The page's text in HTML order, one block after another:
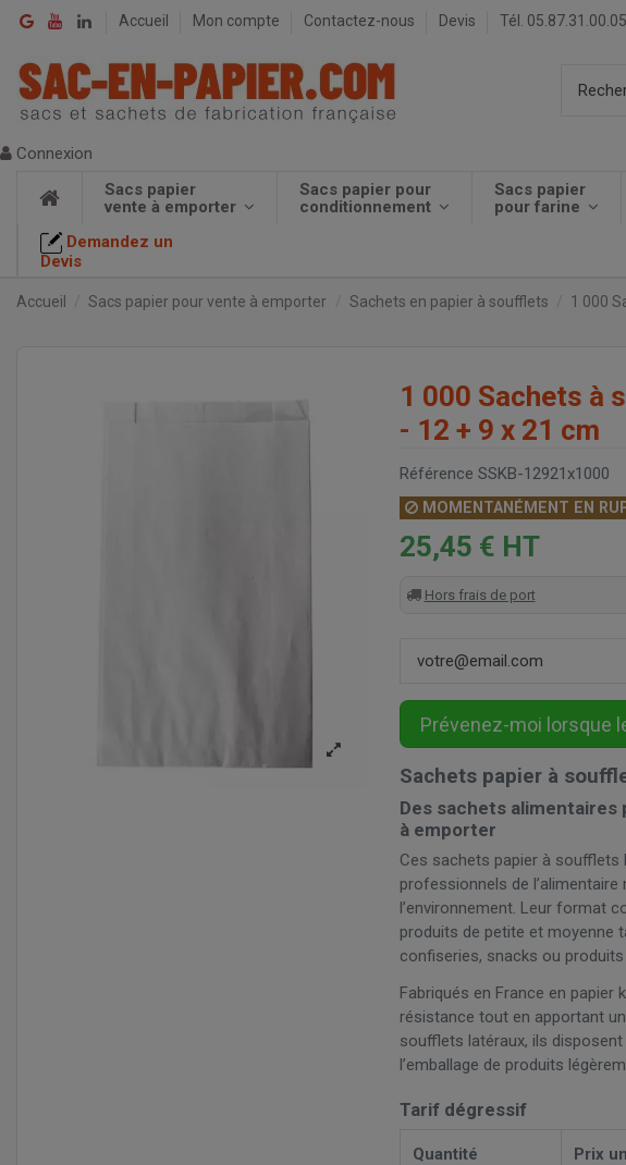
Accueil Mon compte Contactez-nous Devis Tél. 05.87.31.00.05
Connexion
Sacs papier
vente à emporter
Sacs papier pour
conditionnement
Sacs papier
pour farine
Demandez un
Devis
Accueil Sacs papier pour vente à emporter Sachets en papier à soufflets 1 000
1 000 Sachets à
- 12 + 9 x 21 cm
Référence SSKB-12921x1000
MOMENTANÉMENT EN
25,45 € HT
Hors frais de port
Sachets papier à
Des sachets
à emporter
Ces sachets papier à
professionnels de
l’environnement. Leur format
produits de petite et moyenne
confiseries, snacks ou
Fabriqués en France en
résistance tout en apportant
soufflets latéraux, ils
l’emballage de produits
Tarif dégressif
Quantité Prix